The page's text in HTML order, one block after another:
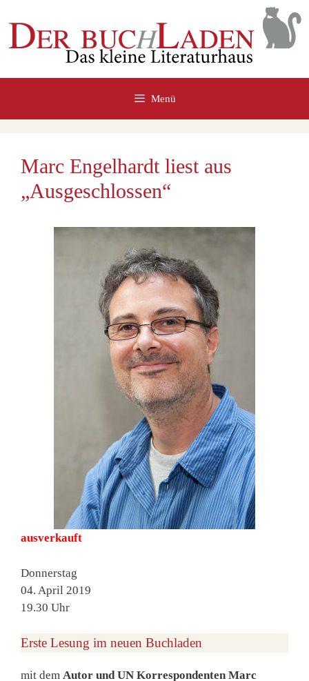
Inhalt
springen
Menü
Marc Engelhardt liest aus
„Ausgeschlossen“
ausverkauft
Donnerstag
04. April 2019
19.30 Uhr
Erste Lesung im neuen Buchladen
mit dem Autor und UN Korrespondenten Marc